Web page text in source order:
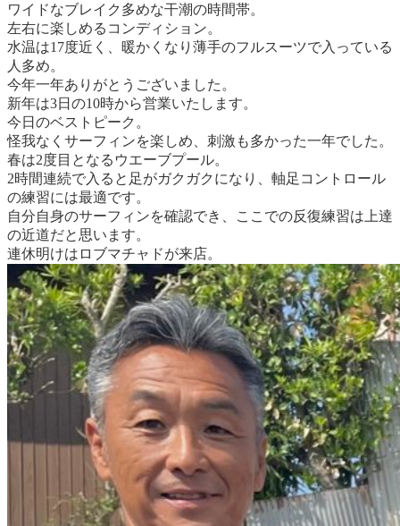
ワイドなブレイク多めな干潮の時間帯。
左右に楽しめるコンディション。
水温は17度近く、暖かくなり薄手のフルスーツで入っている
人多め。
今年一年ありがとうございました。
新年は3日の10時から営業いたします。
今日のベストピーク。
怪我なくサーフィンを楽しめ、刺激も多かった一年でした。
春は2度目となるウエーブプール。
2時間連続で入ると足がガクガクになり、軸足コントロール
の練習には最適です。
自分自身のサーフィンを確認でき、ここでの反復練習は上達
の近道だと思います。
連休明けはロブマチャドが来店。